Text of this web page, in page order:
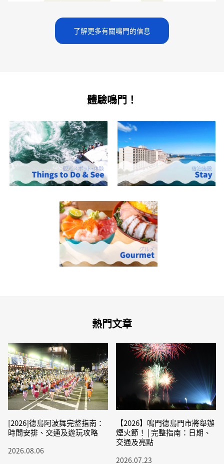
了解更多有關鳴門的信息
體驗鳴門！
熱門文章
[2026]德島阿波舞完整指南：
時間安排、交通及遊玩攻略
2026.08.06
【2026】鳴門德島門市將舉辦
煙火節！ | 完整指南：日期、
交通及亮點
2026.07.23